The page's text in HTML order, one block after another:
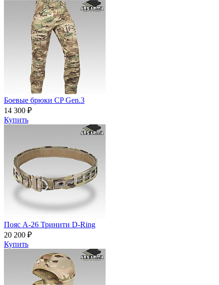
Боевые брюки CP Gen.3
14 300 ₽
Купить
Пояс A-26 Тринити D-Ring
20 200 ₽
Купить